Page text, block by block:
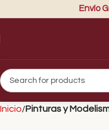
Envío
Inicio Pinturas y